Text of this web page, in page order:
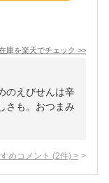
庫を楽天でチェック >>
のえびせんは辛
さも。おつまみ
めコメント (2件) >